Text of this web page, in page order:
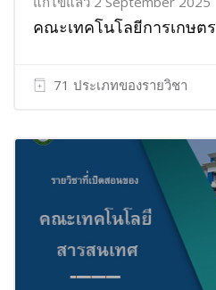
คณะเทคโนโลยีการเกษตร
71 ประเภทของรายวิชา